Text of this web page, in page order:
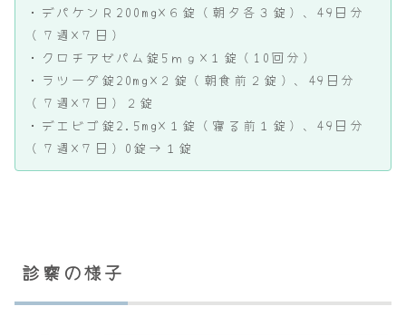
・デパケンＲ200mg×６錠（朝夕各３錠）、49日分
（７週×７日）
・クロチアゼパム錠5ｍｇ×１錠（10回分）
・ラツーダ錠20mg×２錠（朝食前２錠）、49日分
（７週×７日）２錠
・デエビゴ錠2.5mg×１錠（寝る前１錠）、49日分
（７週×７日）0錠→１錠
診察の様子